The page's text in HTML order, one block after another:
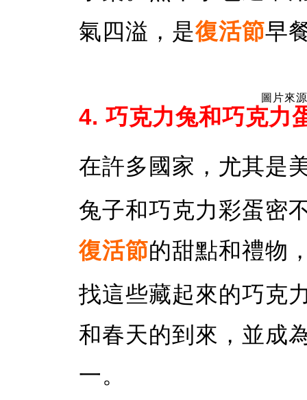
氣四溢，是復活節早
圖片來
4. 巧克力兔和巧克力
在許多國家，尤其是
兔子和巧克力彩蛋密
復活節的甜點和禮物
找這些藏起來的巧克
和春天的到來，並成
一。